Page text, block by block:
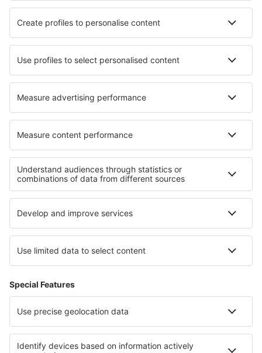
Wizz Air
FlyOne
Air Moldova
HiSky
Blue Air
Ryanair
Despre eSky
Termeni şi condiţii
Rezervările mele
Politica de confidențialitate
Asistenţă şi contact
Țări
Siteuri internaționale
eSky.eu eSky.com eDestinos.com